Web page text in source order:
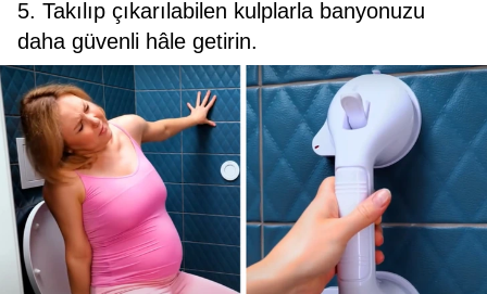
5. Takılıp çıkarılabilen kulplarla banyonuzu
daha güvenli hâle getirin.